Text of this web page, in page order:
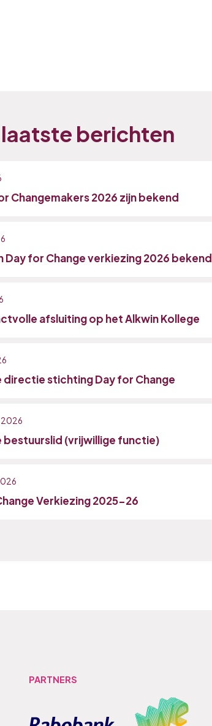
berichten
Changemakers 2026 zijn bekend
Day for Change verkiezing 2026 bekend
afsluiting op het Alkwin Kollege
directie stichting Day for Change
2026
bestuurslid (vrijwillige functie)
Verkiezing 2025-26
PARTNERS